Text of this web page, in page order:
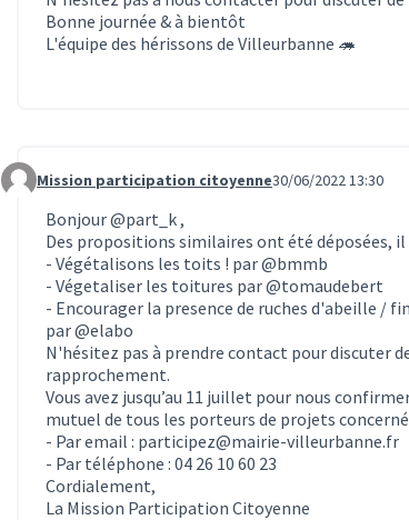
Bonne journée & à bientôt
L'équipe des hérissons de Villeurbanne 🦔
Commentaire 1948
Mission participation citoyenne30/06/2022 13:30
Bonjour@part_k,
Des propositions similaires ont été déposées, il
- Végétalisons les toits ! par@bmmb
- Végetaliser les toitures par@tomaudebert
- Encourager la presence de ruches d'abeille /
par@elabo
N'hésitez pas à prendre contact pour discuter
rapprochement.
Vous avez jusqu’au 11 juillet pour nous
mutuel de tous les porteurs de projets
- Par email : participez@mairie-villeurbanne.fr
- Par téléphone : 04 26 10 60 23
Cordialement,
La Mission Participation Citoyenne